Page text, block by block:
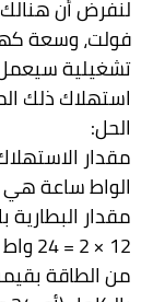
فولت، وسعة
تشغيلية سيعمل
استهلاك ذلك
الحل:
مقدار
الواط ساعة
مقدار
12